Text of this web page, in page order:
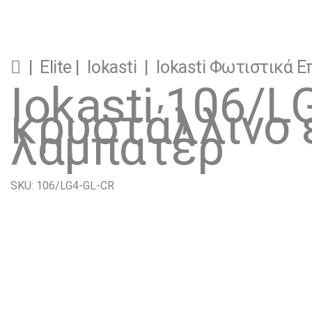
Elite| Iokasti Iokasti Φωτιστικά
Iokasti 106/
κρυστάλλινο
λαμπατέρ
SKU: 106/LG4-GL-CR